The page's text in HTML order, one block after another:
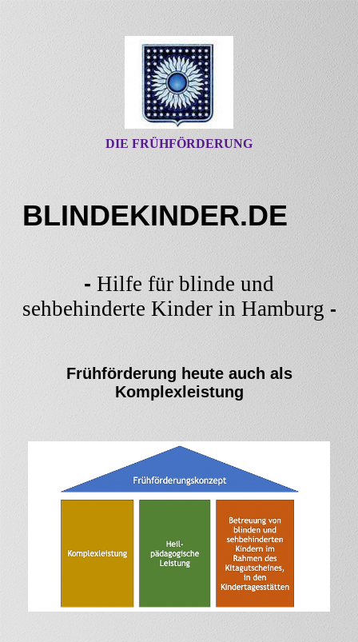
DIE FRÜHFÖRDERUNG
BLINDEKINDER.DE
- Hilfe für blinde und
sehbehinderte Kinder in Hamburg-
Frühförderung heute auch als
Komplexleistung